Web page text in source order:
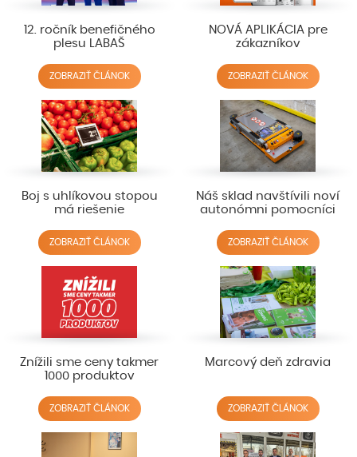
12. ročník benefičného
plesu LABAŠ
ZOBRAZIŤ ČLÁNOK
NOVÁ APLIKÁCIA pre
zákazníkov
ZOBRAZIŤ ČLÁNOK
Boj s uhlíkovou stopou
má riešenie
ZOBRAZIŤ ČLÁNOK
Náš sklad navštívili noví
autonómni pomocníci
ZOBRAZIŤ ČLÁNOK
Znížili sme ceny takmer
1000 produktov
ZOBRAZIŤ ČLÁNOK
Marcový deň zdravia
ZOBRAZIŤ ČLÁNOK